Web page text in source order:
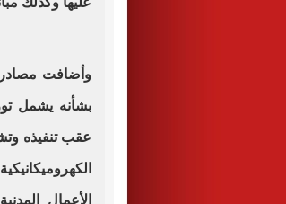
وأضافت مصادر
بشأنه يشمل
عقب تنفيذه
الأعمال